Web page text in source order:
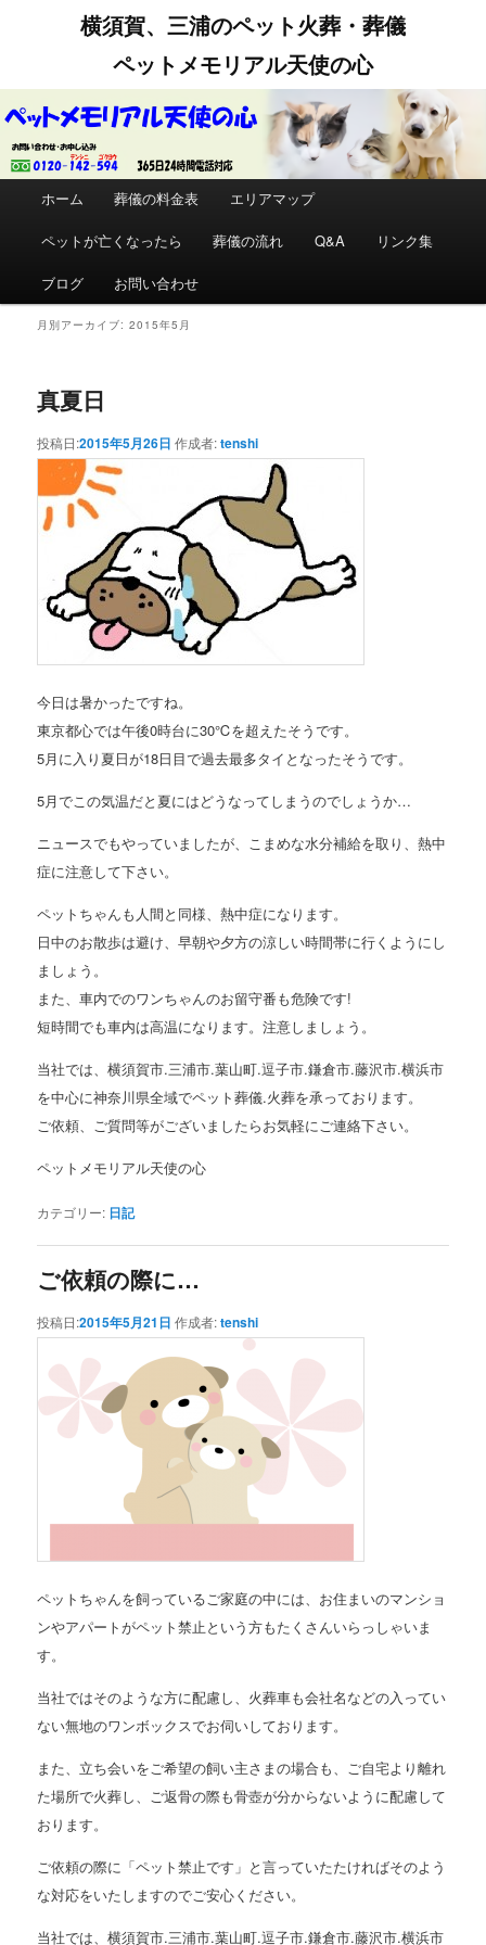
横須賀、三浦のペット火葬・葬儀
ペットメモリアル天使の心
メインコンテンツへ移動
サブコンテンツへ移動
ホーム 葬儀の料金表 エリアマップ
ペットが亡くなったら 葬儀の流れ Q&A リンク集
ブログ お問い合わせ
月別アーカイブ:2015年5月
真夏日
投稿日:2015年5月26日 作成者:tenshi
今日は暑かったですね。
東京都心では午後0時台に30℃を超えたそうです。
5月に入り夏日が18日目で過去最多タイとなったそうです。
5月でこの気温だと夏にはどうなってしまうのでしょうか…
ニュースでもやっていましたが、こまめな水分補給を取り、熱中
症に注意して下さい。
ペットちゃんも人間と同様、熱中症になります。
日中のお散歩は避け、早朝や夕方の涼しい時間帯に行くようにし
ましょう。
また、車内でのワンちゃんのお留守番も危険です!
短時間でも車内は高温になります。注意しましょう。
当社では、横須賀市.三浦市.葉山町.逗子市.鎌倉市.藤沢市.横浜市
を中心に神奈川県全域でペット葬儀.火葬を承っております。
ご依頼、ご質問等がございましたらお気軽にご連絡下さい。
ペットメモリアル天使の心
カテゴリー: 日記
ご依頼の際に…
投稿日:2015年5月21日 作成者:tenshi
ペットちゃんを飼っているご家庭の中には、お住まいのマンショ
ンやアパートがペット禁止という方もたくさんいらっしゃいま
す。
当社ではそのような方に配慮し、火葬車も会社名などの入ってい
ない無地のワンボックスでお伺いしております。
また、立ち会いをご希望の飼い主さまの場合も、ご自宅より離れ
た場所で火葬し、ご返骨の際も骨壺が分からないように配慮して
おります。
ご依頼の際に「ペット禁止です」と言っていたたければそのよう
な対応をいたしますのでご安心ください。
当社では、横須賀市.三浦市.葉山町.逗子市.鎌倉市.藤沢市.横浜市